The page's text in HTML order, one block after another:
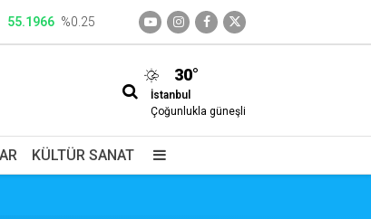
55.1966 %0.25
30°
İstanbul
Çoğunlukla güneşli
KÜLTÜR SANAT